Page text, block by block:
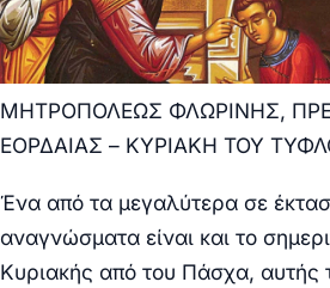
ΜΗΤΡΟΠΟΛΕΩΣ ΦΛΩΡΙΝΗΣ,
ΕΟΡΔΑΙΑΣ – ΚΥΡΙΑΚΗ ΤΟΥ
Ένα από τα μεγαλύτερα σε
αναγνώσματα είναι και το
Κυριακής από του Πάσχα, αυτής